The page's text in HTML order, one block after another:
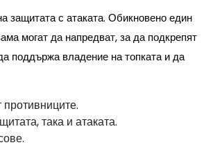
защитата с атаката. Обикновено един
могат да напредват, за да подкрепят
поддържа владение на топката и да
противниците.
така и атаката.